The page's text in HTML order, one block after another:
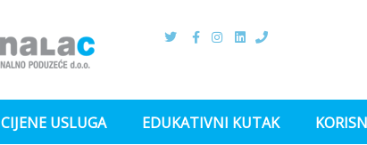
CIJENE USLUGA EDUKATIVNI KUTAK